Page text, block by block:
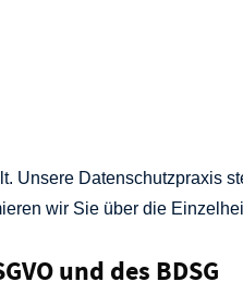
Unsere Datenschutzpraxis
wir Sie über die
und des BDSG